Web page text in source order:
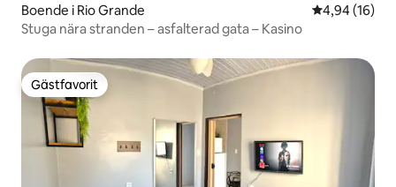
Boende i Rio Grande 4,94 av 5 i
4,94 (16)
Stuga nära stranden – asfalterad gata – Kasino
Gästfavorit
Gästfavorit